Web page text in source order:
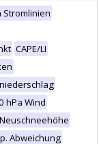
Stromlinien
CAPE/LI
hPa Wind
Neuschneehöhe
Abweichung